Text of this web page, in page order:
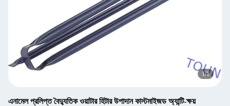
1/1
এনামেল প্রলিপ্ত বৈদ্যুতিক ওয়াটার হিটার উপাদান কাস্টমাইজড অ্যান্টি-ক্ষয়